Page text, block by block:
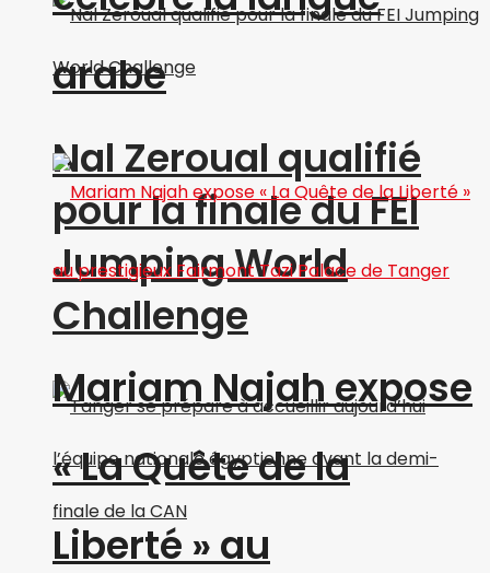
Nal Zeroual qualifié
pour la finale du FEI
Jumping World
Challenge
arabe
Mariam Najah expose
« La Quête de la
Liberté » au